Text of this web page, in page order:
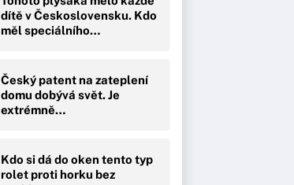
dítě v Československu. Kdo
měl speciálního…
Český patent na zateplení
domu dobývá svět. Je
extrémně…
Kdo si dá do oken tento typ
rolet proti horku bez